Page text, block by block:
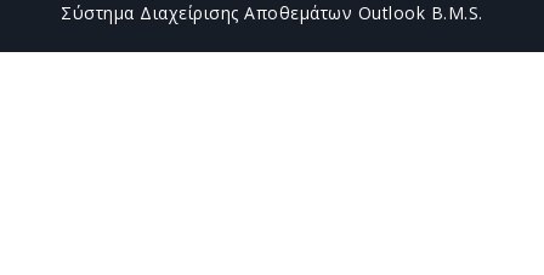
Σύστημα Διαχείρισης Αποθεμάτων Outlook B.M.S.